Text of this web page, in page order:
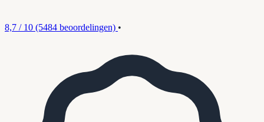
8,7 / 10 (5484 beoordelingen) •